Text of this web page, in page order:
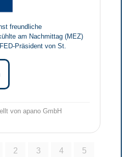
freundliche
am Nachmittag (MEZ)
Präsident von St.
von apano GmbH
2 3 4 5